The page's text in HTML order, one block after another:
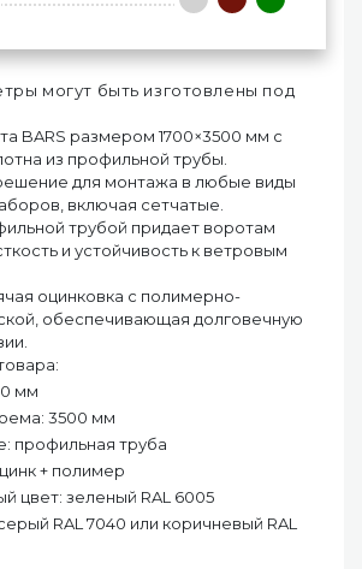
могут быть изготовлены под
BARS размером 1700×3500 мм с
из профильной трубы.
для монтажа в любые виды
включая сетчатые.
трубой придает воротам
и устойчивость к ветровым
оцинковка с полимерно-
обеспечивающая долговечную
мм
3500 мм
профильная труба
+ полимер
цвет: зеленый RAL 6005
RAL 7040 или коричневый RAL